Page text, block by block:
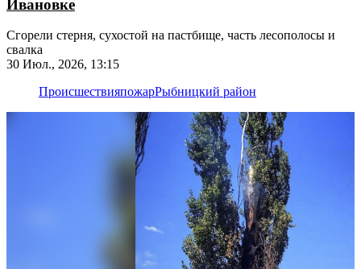
Ивановке
Сгорели стерня, сухостой на пастбище, часть лесополосы и
свалка
30 Июл., 2026, 13:15
ПроисшествияпожарРыбницкий район